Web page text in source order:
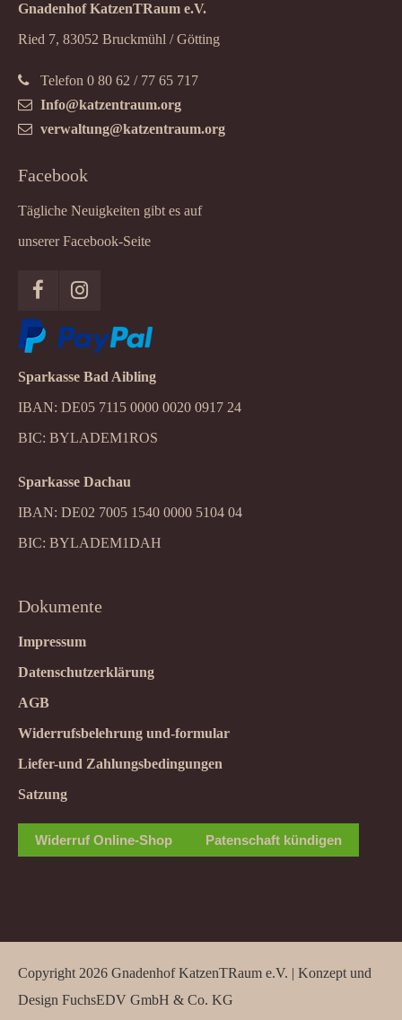
Gnadenhof KatzenTRaum e.V.
Ried 7, 83052 Bruckmühl / Götting
Telefon 0 80 62 / 77 65 717
Info@katzentraum.org
verwaltung@katzentraum.org
Facebook
Tägliche Neuigkeiten gibt es auf
unserer Facebook-Seite
Sparkasse Bad Aibling
IBAN: DE05 7115 0000 0020 0917 24
BIC: BYLADEM1ROS
Sparkasse Dachau
IBAN: DE02 7005 1540 0000 5104 04
BIC: BYLADEM1DAH
Dokumente
Impressum
Datenschutzerklärung
AGB
Widerrufsbelehrung und-formular
Liefer-und Zahlungsbedingungen
Satzung
Widerruf Online-Shop Patenschaft kündigen
Copyright 2026 Gnadenhof KatzenTRaum e.V. | Konzept und
Design FuchsEDV GmbH & Co. KG